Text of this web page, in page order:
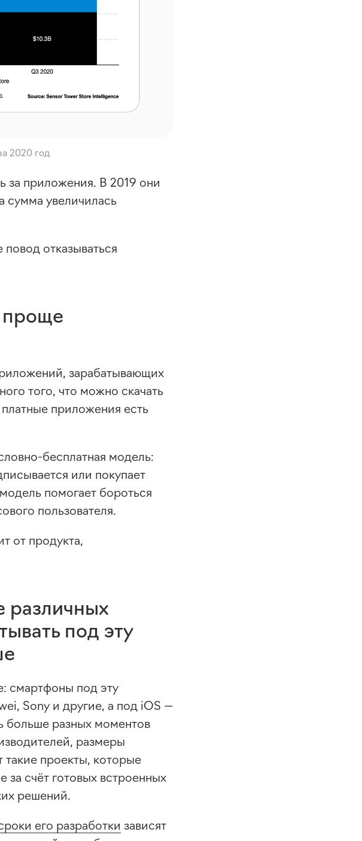
2020 год
за приложения. В 2019 они
сумма увеличилась
отказываться
проще
зарабатывающих
того, что можно скачать
приложения есть
бесплатная модель:
или покупает
помогает бороться
пользователя.
от продукта,
под эту
смартфоны под эту
Sony и другие, а под iOS —
больше разных моментов
размеры
такие проекты, которые
счёт готовых встроенных
решений.
его разработки зависят